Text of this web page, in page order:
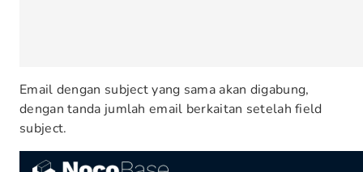
Email dengan subject yang sama akan digabung,
dengan tanda jumlah email berkaitan setelah field
subject.